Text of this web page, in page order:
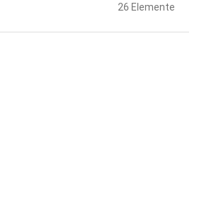
26 Elemente